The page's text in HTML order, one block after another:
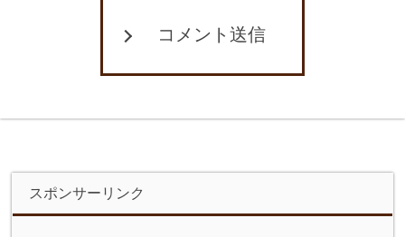
コメント送信
スポンサーリンク